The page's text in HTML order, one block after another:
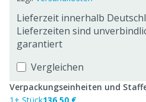
Lieferzeit innerhalb
Lieferzeiten sind
garantiert
Vergleichen
Verpackungseinheiten und